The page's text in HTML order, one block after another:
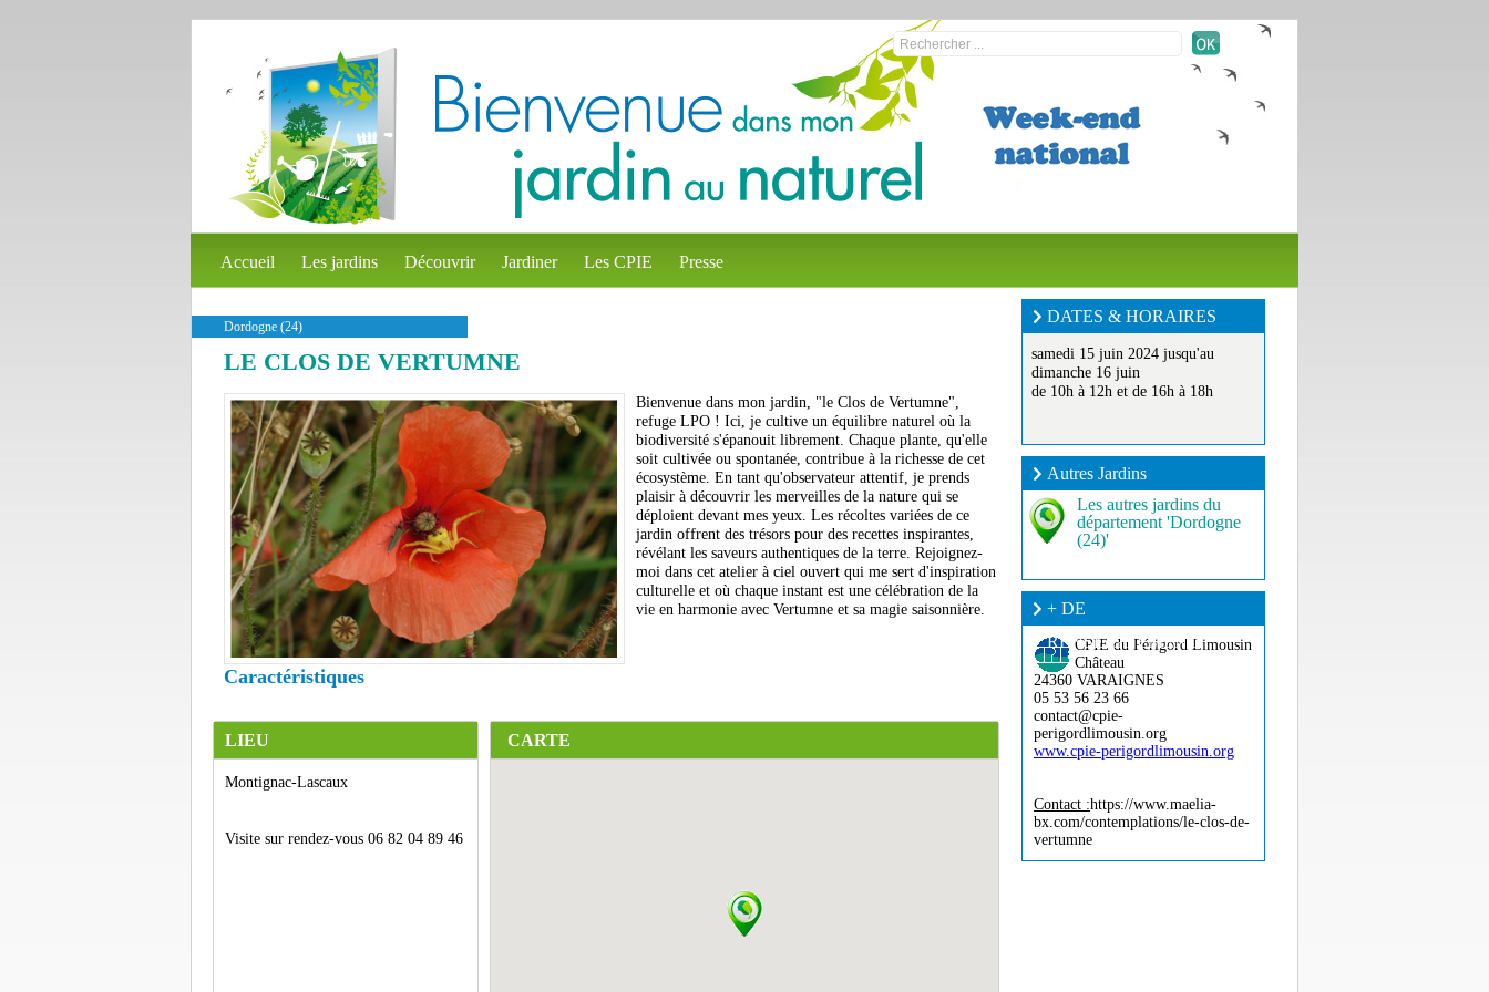
Accueil Les jardins Découvrir Jardiner Les CPIE Presse
Dordogne (24)
LE CLOS DE VERTUMNE
Bienvenue dans mon jardin, "le Clos de Vertumne",
refuge LPO ! Ici, je cultive un équilibre naturel où la
biodiversité s'épanouit librement. Chaque plante, qu'elle
soit cultivée ou spontanée, contribue à la richesse de cet
écosystème. En tant qu'observateur attentif, je prends
plaisir à découvrir les merveilles de la nature qui se
déploient devant mes yeux. Les récoltes variées de ce
jardin offrent des trésors pour des recettes inspirantes,
révélant les saveurs authentiques de la terre. Rejoignez-
moi dans cet atelier à ciel ouvert qui me sert d'inspiration
culturelle et où chaque instant est une célébration de la
vie en harmonie avec Vertumne et sa magie saisonnière.
Caractéristiques
LIEU
Montignac-Lascaux
Visite sur rendez-vous 06 82 04 89 46
CARTE
DATES & HORAIRES
samedi 15 juin 2024 jusqu'au
dimanche 16 juin
de 10h à 12h et de 16h à 18h
Autres Jardins
Les autres jardins du
département 'Dordogne
(24)'
+ DE
RENSEIGNEMENT ?
CPIE du Périgord Limousin
Château
24360 VARAIGNES
05 53 56 23 66
contact@cpie-
perigordlimousin.org
www.cpie-perigordlimousin.org
Contact :https://www.maelia-
bx.com/contemplations/le-clos-de-
vertumne